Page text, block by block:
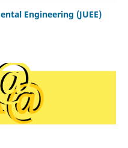
Engineering (JUEE)